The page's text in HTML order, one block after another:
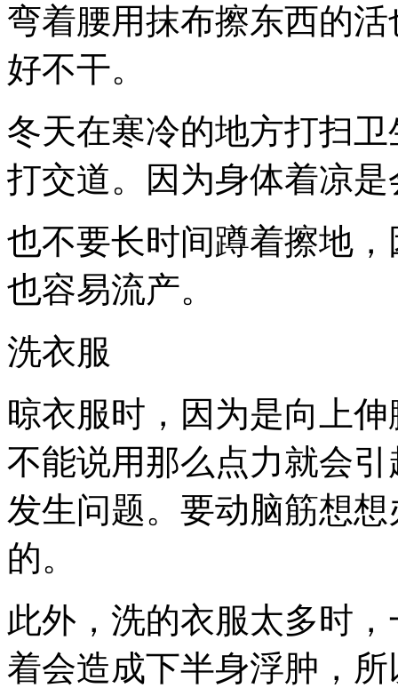
弯着腰用抹布擦东西的
好不干。
冬天在寒冷的地方打扫
打交道。因为身体着凉
也不要长时间蹲着擦地
也容易流产。
洗衣服
晾衣服时，因为是向上
不能说用那么点力就会
发生问题。要动脑筋想
的。
此外，洗的衣服太多时
着会造成下半身浮肿，